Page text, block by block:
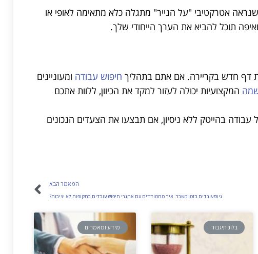
אטרקטיבי "על הנייר" מתגלה כלא מתאימה לאופי או
תוכל להביא את הערך הייחודי שלך.
דף חדש בקריירה. אם אתם בתהליךחיפוש עבודה ומעוניינים
המקצועיות יכולה לעזור למקד את הכיוון, ללוות אתכם
בהייטק ללא ניסיון, אם תבצעו את הצעדים הנכונים
המאמר הבא
גיוס עובדים בזמן משבר: איך מתמודדים עם אתגרי חיפוש עובדים בתקופות לא יציבות?
בלוג תיגבור מידע ומאמרים